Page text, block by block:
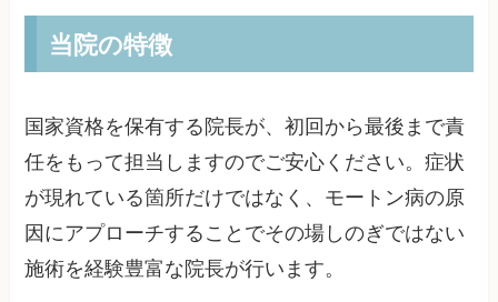
当院の特徴
国家資格を保有する院長が、初回から最後まで責
任をもって担当しますのでご安心ください。症状
が現れている箇所だけではなく、モートン病の原
因にアプローチすることでその場しのぎではない
施術を経験豊富な院長が行います。